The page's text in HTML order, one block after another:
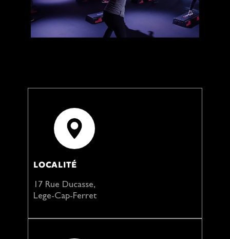
LOCALITÉ
17 Rue Ducasse,
Lege-Cap-Ferret